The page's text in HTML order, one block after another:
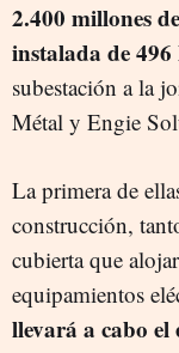
2.400 millones
instalada de
subestación a la
Métal y Engie
La primera de
construcción,
cubierta que
equipamientos
llevará a cabo el